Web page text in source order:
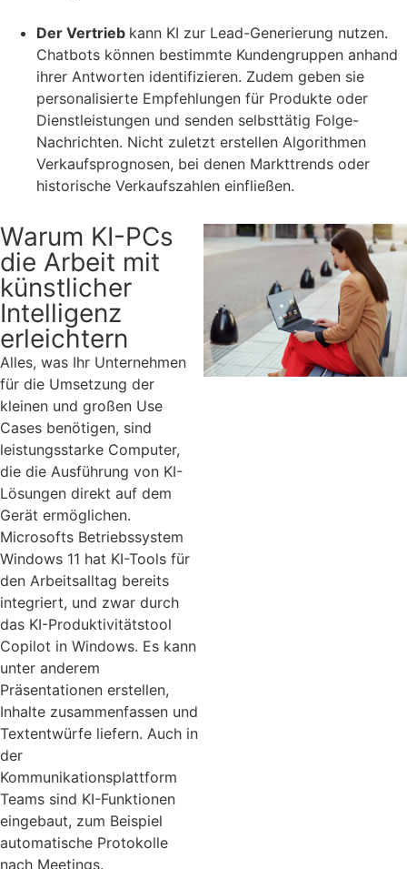
Der Vertrieb kann KI zur Lead-Generierung nutzen.
Chatbots können bestimmte Kundengruppen anhand
ihrer Antworten identifizieren. Zudem geben sie
personalisierte Empfehlungen für Produkte oder
Dienstleistungen und senden selbsttätig Folge-
Nachrichten. Nicht zuletzt erstellen Algorithmen
Verkaufsprognosen, bei denen Markttrends oder
historische Verkaufszahlen einfließen.
Warum KI-PCs
die Arbeit mit
künstlicher
Intelligenz
erleichtern
Alles, was Ihr Unternehmen
für die Umsetzung der
kleinen und großen Use
Cases benötigen, sind
leistungsstarke Computer,
die die Ausführung von KI-
Lösungen direkt auf dem
Gerät ermöglichen.
Microsofts Betriebssystem
Windows 11 hat KI-Tools für
den Arbeitsalltag bereits
integriert, und zwar durch
das KI-Produktivitätstool
Copilot in Windows. Es kann
unter anderem
Präsentationen erstellen,
Inhalte zusammenfassen und
Textentwürfe liefern. Auch in
der
Kommunikationsplattform
Teams sind KI-Funktionen
eingebaut, zum Beispiel
automatische Protokolle
nach Meetings.